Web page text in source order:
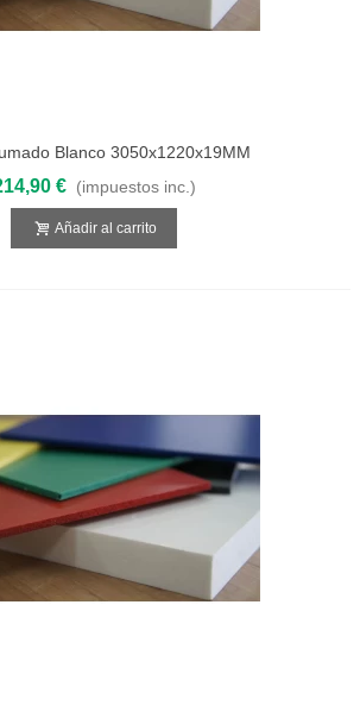
Blanco 3050x1220x19MM
€ (impuestos inc.)
Añadir al carrito